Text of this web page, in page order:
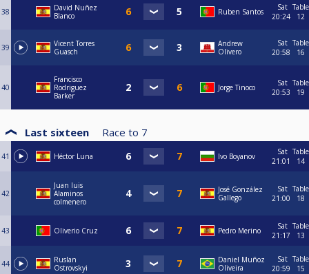
38
David Nuñez
Blanco
Ruben Santos
Sat
20:24
Table
12
39
Vicent Torres
Guasch
Andrew
Olivero
Sat
20:58
Table
16
40
Francisco
Rodriguez
Barker
Jorge Tinoco
Sat
20:53
Table
19
Last sixteen Race to 7
41 Héctor Luna Ivo Boyanov
Sat
21:01
Table
14
42
Juan luis
Alaminos
colmenero
José González
Gallego
Sat
21:00
Table
18
43 Oliverio Cruz Pedro Merino
Sat
21:17
Table
13
44
Ruslan
Ostrovskyi
Daniel Muñoz
Oliveira
Sat
20:59
Table
15